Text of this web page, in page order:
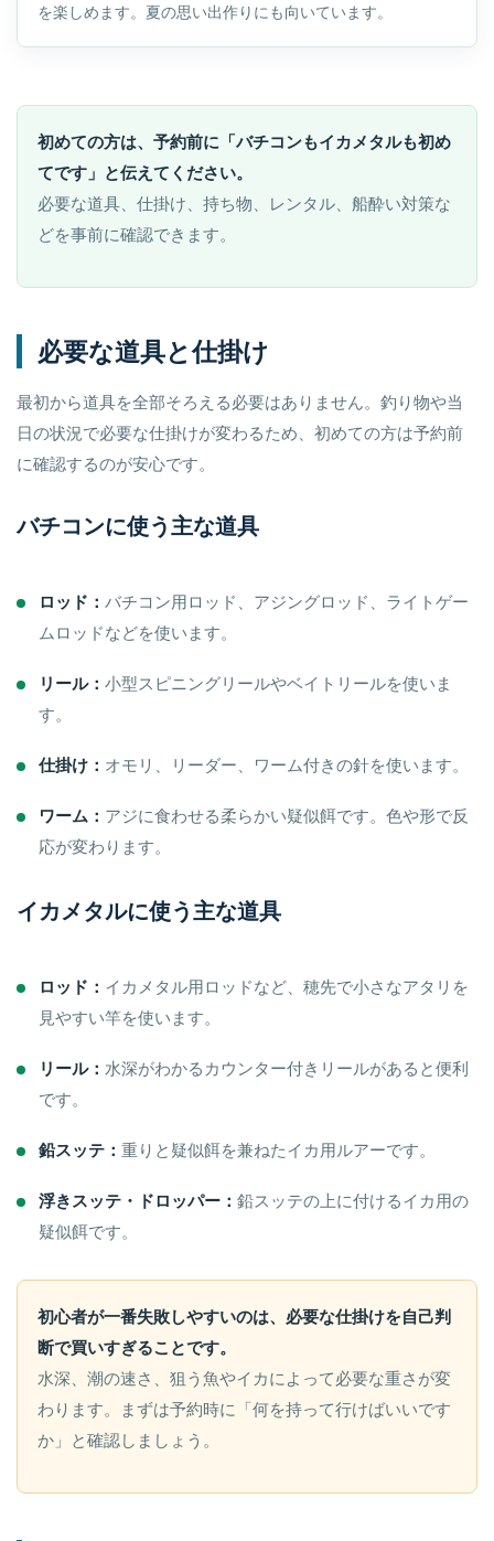
を楽しめます。夏の思い出作りにも向いています。
初めての方は、予約前に「バチコンもイカメタルも初め
てです」と伝えてください。
必要な道具、仕掛け、持ち物、レンタル、船酔い対策な
どを事前に確認できます。
必要な道具と仕掛け
最初から道具を全部そろえる必要はありません。釣り物や当
日の状況で必要な仕掛けが変わるため、初めての方は予約前
に確認するのが安心です。
バチコンに使う主な道具
ロッド： バチコン用ロッド、アジングロッド、ライトゲー
ムロッドなどを使います。
リール： 小型スピニングリールやベイトリールを使いま
す。
仕掛け： オモリ、リーダー、ワーム付きの針を使います。
ワーム： アジに食わせる柔らかい疑似餌です。色や形で反
応が変わります。
イカメタルに使う主な道具
ロッド： イカメタル用ロッドなど、穂先で小さなアタリを
見やすい竿を使います。
リール： 水深がわかるカウンター付きリールがあると便利
です。
鉛スッテ： 重りと疑似餌を兼ねたイカ用ルアーです。
浮きスッテ・ドロッパー： 鉛スッテの上に付けるイカ用の
疑似餌です。
初心者が一番失敗しやすいのは、必要な仕掛けを自己判
断で買いすぎることです。
水深、潮の速さ、狙う魚やイカによって必要な重さが変
わります。まずは予約時に「何を持って行けばいいです
か」と確認しましょう。